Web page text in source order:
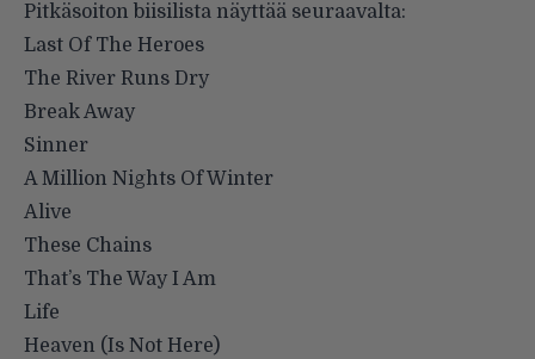
Pitkäsoiton biisilista näyttää seuraavalta:
Last Of The Heroes
The River Runs Dry
Break Away
Sinner
A Million Nights Of Winter
Alive
These Chains
That’s The Way I Am
Life
Heaven (Is Not Here)